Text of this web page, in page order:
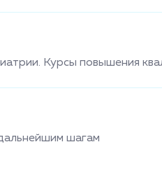
Курсы повышения
шагам